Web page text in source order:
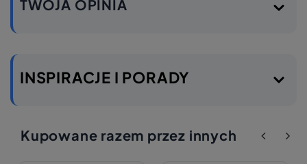
TWOJA OPINIA
INSPIRACJE I PORADY
Kupowane razem przez innych